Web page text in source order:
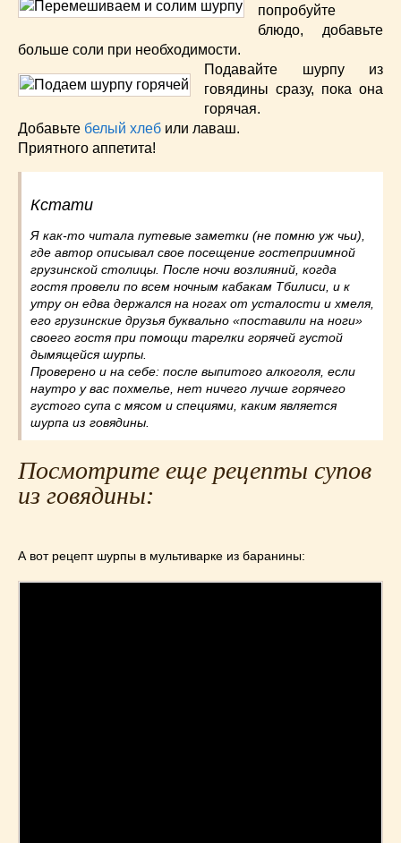
попробуйте
блюдо, добавьте
больше соли при необходимости.
Подавайте шурпу из
говядины сразу, пока она
горячая.
Добавьте белый хлеб или лаваш.
Приятного аппетита!
Кстати
Я как-то читала путевые заметки (не помню уж чьи),
где автор описывал свое посещение гостеприимной
грузинской столицы. После ночи возлияний, когда
гостя провели по всем ночным кабакам Тбилиси, и к
утру он едва держался на ногах от усталости и хмеля,
его грузинские друзья буквально «поставили на ноги»
своего гостя при помощи тарелки горячей густой
дымящейся шурпы.
Проверено и на себе: после выпитого алкоголя, если
наутро у вас похмелье, нет ничего лучше горячего
густого супа с мясом и специями, каким является
шурпа из говядины.
Посмотрите еще рецепты супов
из говядины:
А вот рецепт шурпы в мультиварке из баранины: